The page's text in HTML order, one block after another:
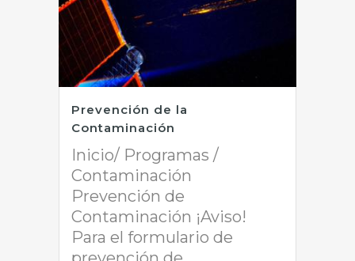
Prevención de la
Contaminación
Inicio/ Programas /
Contaminación
Prevención de
Contaminación ¡Aviso!
Para el formulario de